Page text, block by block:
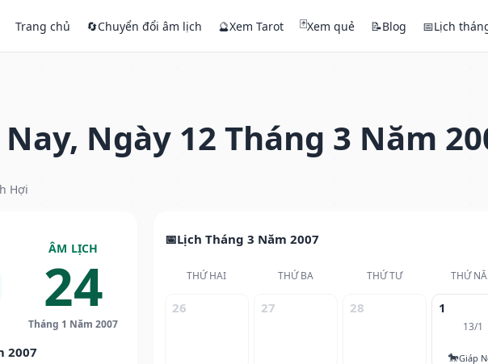
Trang chủ 🔄Chuyển đổi âm lịch 🔮Xem Tarot 🃏Xem quẻ 📝Blog 📅Lịch
Ngày 12 Tháng 3 Năm
Hợi
ÂM LỊCH
24
Tháng 1 Năm 2007
2007
Lịch Tháng 3 Năm 2007
THỨ HAI THỨ BA THỨ TƯ THỨ
26 27 28 1
13/1
🐎Giáp